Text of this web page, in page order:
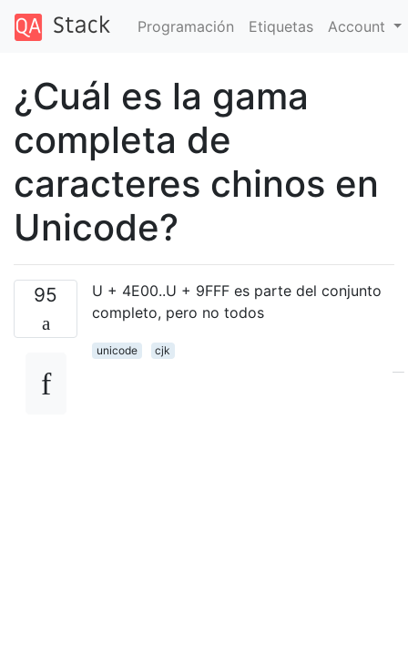
Programación Etiquetas Account
¿Cuál es la gama
completa de
caracteres chinos en
Unicode?
95
U + 4E00..U + 9FFF es parte del conjunto
completo, pero no todos
unicode
cjk
—